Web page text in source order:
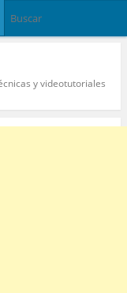
y videotutoriales